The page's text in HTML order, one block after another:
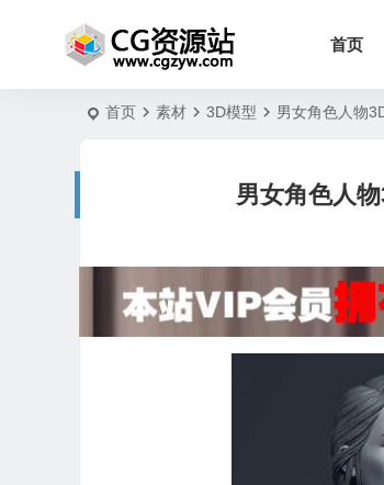
首页
首页 素材 3D模型 男女角色人物
男女角色人